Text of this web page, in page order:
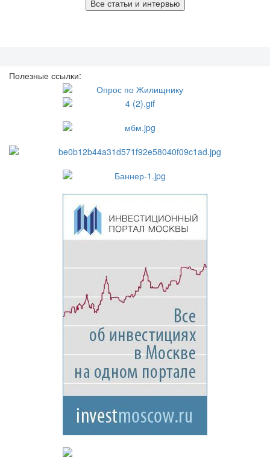
Все статьи и интервью
Полезные ссылки: